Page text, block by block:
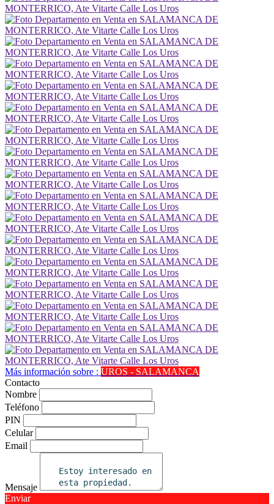
Más información sobre : UROS - SALAMANCA
Contacto
Nombre
Teléfono
PIN
Celular
Email
Mensaje
Enviar